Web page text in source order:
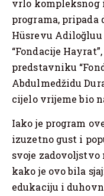
vrlo kompleksnog
programa,
Hüsrevu
“Fondacije
predstavniku
Abdulmedžidu
cijelo vrijeme bio
Iako je program
izuzetno gust i
svoje
kako je ovo bila
edukaciju i